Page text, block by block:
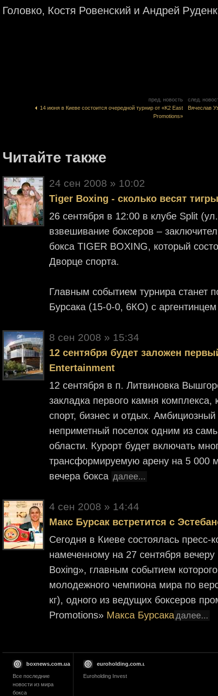
Головко, Костя Ровенский и Андрей
пред. новость
14 июня в Киеве состоится очередной турнир от «K2 East
Promotions»
след.
Вячеслав
Читайте также
24 cен 2008 » 10:02
Tiger Boxing - сколько весят тигры
26 сентября в 12:00 в клубе Split
взвешивание боксеров –
бокса TIGER BOXING, который
Дворце спорта.
Главным событием турнира станет
Бурсака (15-0-0, 6КО) с
8 cен 2008 » 15:34
12 сентября будет заложен
Entertainment
12 сентября в п. Литвиновка
закладка первого камня комплекса,
спорт, бизнес и отдых.
неприметный поселок одним из
области. Курорт будет включать
трансформируемую арену на 5 000
вечера бокса далее...
4 cен 2008 » 14:44
Макс Бурсак встретится с
Сегодня в Киеве состоялась
намеченному на 27 сентября
Boxing», главным событием
молодежного чемпиона мира по
кг), одного из ведущих боксеров
Promotions» Макса Бурсакадалее...
boxnews.com.ua
Все последние
новости из мира
бокса
euroholding.com.ua
Euroholding Invest